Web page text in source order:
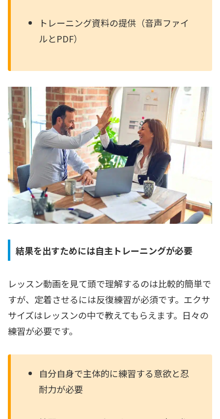
トレーニング資料の提供（音声ファイ
ルとPDF）
結果を出すためには自主トレーニングが必要
レッスン動画を見て頭で理解するのは比較的簡単で
すが、定着させるには反復練習が必須です。エクサ
サイズはレッスンの中で教えてもらえます。日々の
練習が必要です。
自分自身で主体的に練習する意欲と忍
耐力が必要